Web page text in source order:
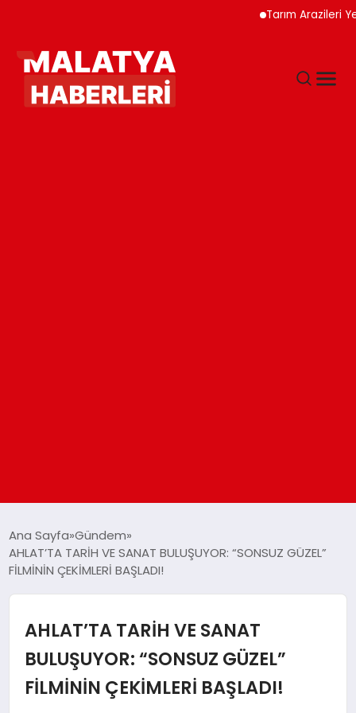
Tarım Arazileri Yeni
GÜNDEM
DÜNYA
EĞITIM
Ana Sayfa Gündem
AHLAT’TA TARİH VE SANAT BULUŞUYOR: “SONSUZ GÜZEL”
FİLMİNİN ÇEKİMLERİ BAŞLADI!
AHLAT’TA TARİH VE SANAT
BULUŞUYOR: “SONSUZ GÜZEL”
FİLMİNİN ÇEKİMLERİ BAŞLADI!